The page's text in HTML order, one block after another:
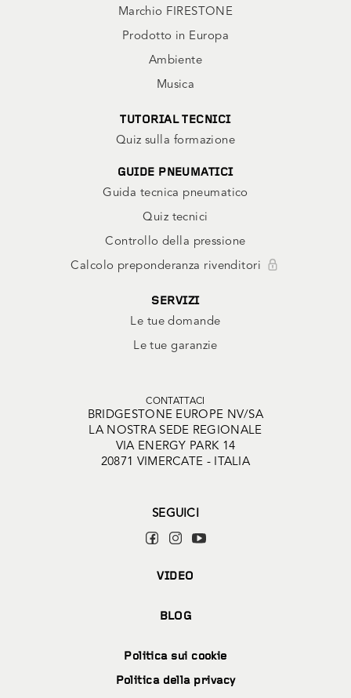
CONTATTACI
BRIDGESTONE EUROPE NV/SA
LA NOSTRA SEDE REGIONALE
VIA ENERGY PARK 14
20871 VIMERCATE - ITALIA
SEGUICI
Marchio FIRESTONE
Prodotto in Europa
Ambiente
Musica
TUTORIAL TECNICI
Quiz sulla formazione
GUIDE PNEUMATICI
Guida tecnica pneumatico
Quiz tecnici
Controllo della pressione
Calcolo preponderanza rivenditori
SERVIZI
Le tue domande
Le tue garanzie
VIDEO
BLOG
Politica sui cookie
Politica della privacy